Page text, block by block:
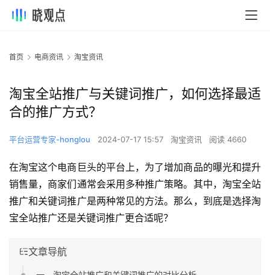
首页 电商资讯 淘宝资讯
淘宝全站推广与关键词推广，如何选择最适
合的推广方式？
平台运营专家-honglou 2024-07-17 15:57 淘宝资讯 阅读 4660
在淘宝这个电商巨头的平台上，为了增加商品的曝光和提升
销售量，商家们通常会采用多种推广策略。其中，淘宝全站
推广和关键词推广是两种常见的方法。那么，到底是选择淘
宝全站推广还是关键词推广更合适呢？
文章导航